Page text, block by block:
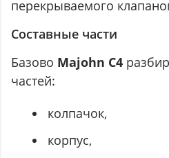
перекрываемого
Составные части
Базово Majohn C4
частей:
колпачок,
корпус,